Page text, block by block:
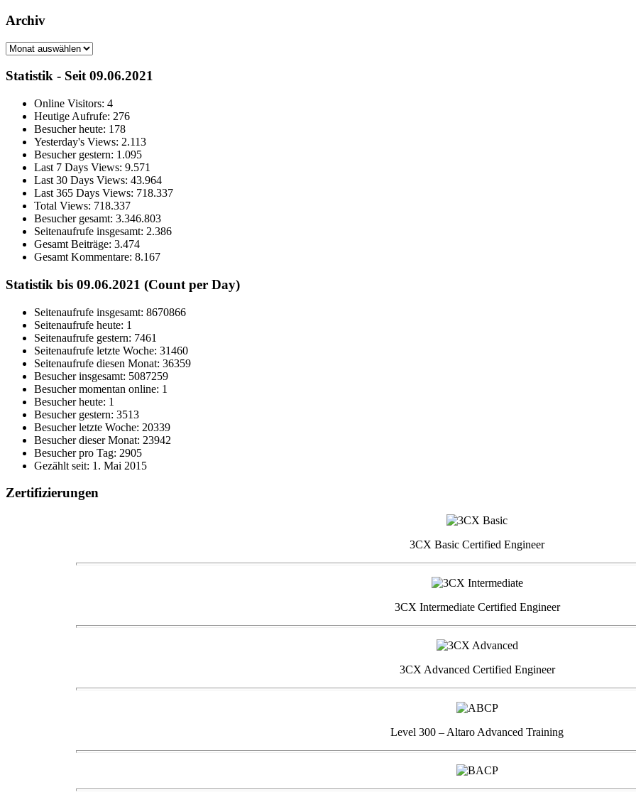
Archiv
Archiv
Statistik - Seit 09.06.2021
Online Visitors: 4
Heutige Aufrufe: 276
Besucher heute: 178
Yesterday's Views: 2.113
Besucher gestern: 1.095
Last 7 Days Views: 9.571
Last 30 Days Views: 43.964
Last 365 Days Views: 718.337
Total Views: 718.337
Besucher gesamt: 3.346.803
Seitenaufrufe insgesamt: 2.386
Gesamt Beiträge: 3.474
Gesamt Kommentare: 8.167
Statistik bis 09.06.2021 (Count per Day)
Seitenaufrufe insgesamt: 8670866
Seitenaufrufe heute: 1
Seitenaufrufe gestern: 7461
Seitenaufrufe letzte Woche: 31460
Seitenaufrufe diesen Monat: 36359
Besucher insgesamt: 5087259
Besucher momentan online: 1
Besucher heute: 1
Besucher gestern: 3513
Besucher letzte Woche: 20339
Besucher dieser Monat: 23942
Besucher pro Tag: 2905
Gezählt seit: 1. Mai 2015
Zertifizierungen
3CX Basic Certified Engineer
3CX Intermediate Certified Engineer
3CX Advanced Certified Engineer
Level 300 – Altaro Advanced Training